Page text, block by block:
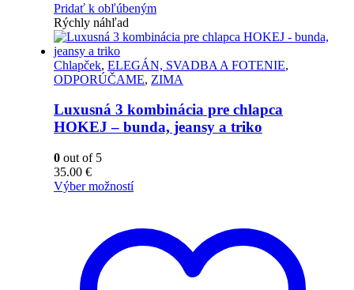
Pridať k obľúbeným
Rýchly náhľad
Chlapček, ELEGÁN, SVADBA A FOTENIE,
ODPORÚČAME, ZIMA
Luxusná 3 kombinácia pre chlapca
HOKEJ – bunda, jeansy a triko
0 out of 5
35.00 €
Výber možností